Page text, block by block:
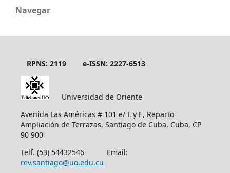
Navegar
RPNS: 2119 e-ISSN: 2227-6513
Universidad de Oriente
Avenida Las Américas # 101 e/ L y E, Reparto
Ampliación de Terrazas, Santiago de Cuba, Cuba, CP
90 900
Telf. (53) 54432546 Email:
rev.santiago@uo.edu.cu